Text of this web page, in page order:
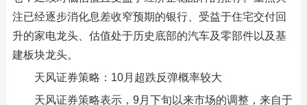
注已经逐步消化息差收窄预期的银行、受益于住宅交付回
升的家电龙头、估值处于历史底部的汽车及零部件以及基
建板块龙头。
天风证券策略：10月超跌反弹概率较大
天风证券策略表示，9月下旬以来市场的调整，来自于